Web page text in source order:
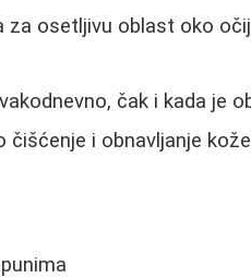
za osetljivu oblast oko
čak i kada je
čišćenje i obnavljanje kože